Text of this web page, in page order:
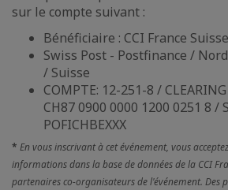
sur le compte suivant :
Bénéficiaire : CCI France Suisse
Swiss Post - Postfinance /
/ Suisse
COMPTE: 12-251-8 /
CH87 0900 0000 1200 0251 8 /
POFICHBEXXX
* En vous inscrivant à cet événement, vous
informations dans la base de données de la CCI
partenaires co-organisateurs de l'événement. Des